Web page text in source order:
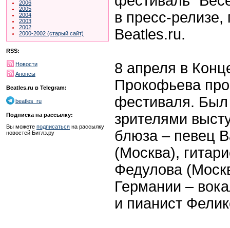
2006
2005
2004
2003
2002
2000-2002 (старый сайт)
RSS:
Новости
Анонсы
Beatles.ru в Telegram:
beatles_ru
Подписка на рассылку:
Вы можете подписаться на рассылку
новостей Битлз.ру
в пресс-
Beatles.ru.
8 апреля в
Прокофьева
фестиваля.
зрителями
блюза – певец
(Москва),
Федулова
Германии –
и пианист